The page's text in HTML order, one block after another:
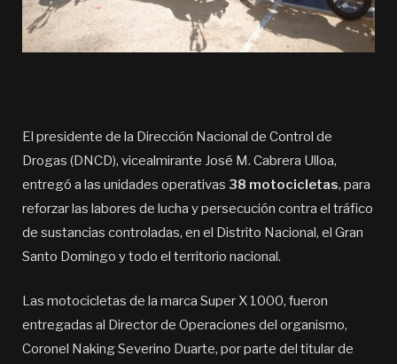
El presidente de la Dirección Nacional de Control de
Drogas (DNCD), vicealmirante José M. Cabrera Ulloa,
entregó a las unidades operativas 38 motocicletas, para
reforzar las labores de lucha y persecución contra el tráfico
de sustancias controladas, en el Distrito Nacional, el Gran
Santo Domingo y todo el territorio nacional.
Las motocicletas de la marca Super X 1000, fueron
entregadas al Director de Operaciones del organismo,
Coronel Naking Severino Duarte, por parte del titular de